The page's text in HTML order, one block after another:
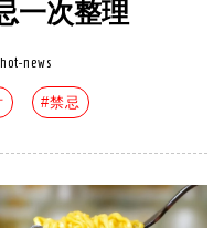
一次整理
hot-news
#禁忌